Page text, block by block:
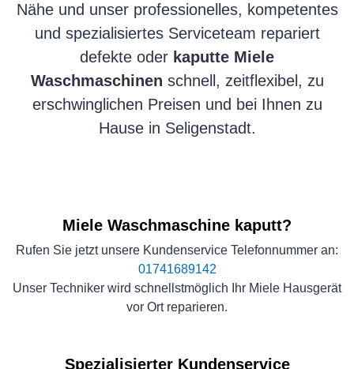
Nähe und unser professionelles, kompetentes
und spezialisiertes Serviceteam repariert
defekte oder kaputte Miele
Waschmaschinen schnell, zeitflexibel, zu
erschwinglichen Preisen und bei Ihnen zu
Hause in Seligenstadt.
Miele Waschmaschine kaputt?
Rufen Sie jetzt unsere Kundenservice Telefonnummer an:
01741689142
Unser Techniker wird schnellstmöglich Ihr Miele Hausgerät
vor Ort reparieren.
Spezialisierter Kundenservice